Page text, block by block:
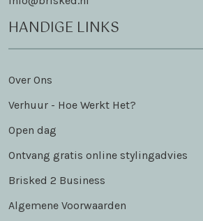
HANDIGE LINKS
Over Ons
Verhuur - Hoe Werkt Het?
Open dag
Ontvang gratis online stylingadvies
Brisked 2 Business
Algemene Voorwaarden